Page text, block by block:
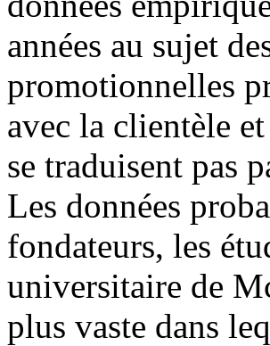
années au sujet
promotionnelles
avec la clientèle
se traduisent pas
Les données
fondateurs, les
universitaire de
plus vaste dans